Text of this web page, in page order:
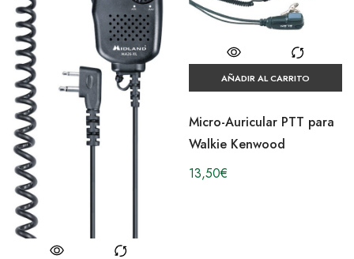
AÑADIR AL CARRITO
Micro-Auricular PTT para
Walkie Kenwood
13,50€